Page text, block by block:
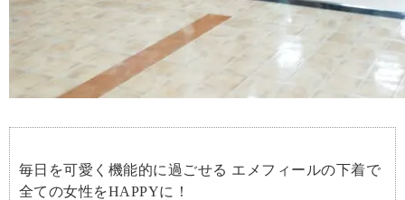
毎日を可愛く機能的に過ごせる エメフィールの下着で
全ての女性をHAPPYに！